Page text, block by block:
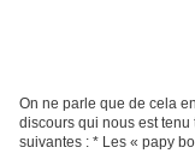
On ne parle que de cela
discours qui nous est
suivantes : * Les « papy